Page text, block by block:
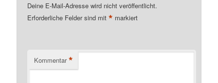
Deine E-Mail-Adresse wird nicht veröffentlicht.
Erforderliche Felder sind mit* markiert
Kommentar *